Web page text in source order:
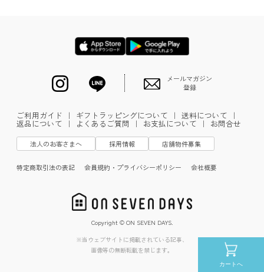
カートへ
メールマガジン
登録
ご利用ガイド ｜ ギフトラッピングについて ｜ 送料について ｜
返品について ｜ よくあるご質問 ｜ お支払について ｜ お問合せ
法人のお客さまへ 採用情報 店舗物件募集
特定商取引法の表記 会員規約・プライバシーポリシー 会社概要
Copyright © ON SEVEN DAYS.
※当ウェブサイトに掲載されている記事、
画像等の無断転載を禁じます。